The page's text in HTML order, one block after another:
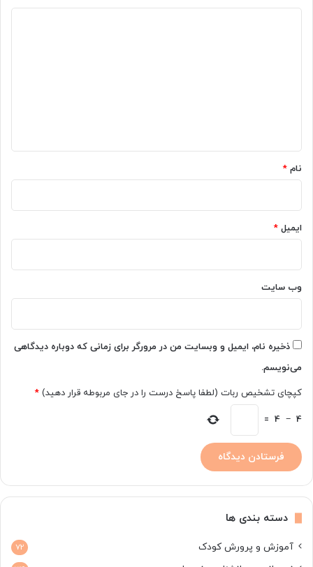
نام *
ایمیل *
وب‌ سایت
ذخیره نام، ایمیل و وبسایت من در مرورگر برای زمانی که دوباره دیدگاهی
می‌نویسم.
کپچای تشخیص ربات (لطفا پاسخ درست را در جای مربوطه قرار دهید) *
4
−
4
=
دسته بندی ها
آموزش و پرورش کودک 72